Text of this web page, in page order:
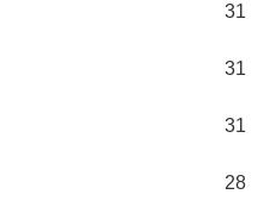
31
31
31
28